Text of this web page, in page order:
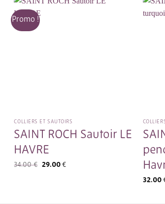
Promo !
COLLIERS ET SAUTOIRS
SAINT ROCH Sautoir LE
HAVRE
34.00€ Le
29.00 €Le
32.00